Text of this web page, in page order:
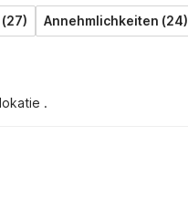
Annehmlichkeiten (24)
.